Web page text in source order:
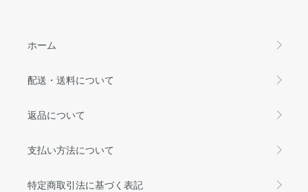
ホーム
配送・送料について
返品について
支払い方法について
特定商取引法に基づく表記